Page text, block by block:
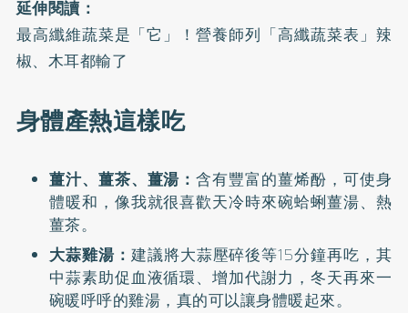
延伸閱讀：
最高纖維蔬菜是「它」！營養師列「高纖蔬菜表」辣
椒、木耳都輸了
身體產熱這樣吃
薑汁、薑茶、薑湯：含有豐富的薑烯酚，可使身
體暖和，像我就很喜歡天冷時來碗蛤蜊薑湯、熱
薑茶。
大蒜雞湯： 建議將大蒜壓碎後等15分鐘再吃，其
中蒜素助促血液循環、增加代謝力，冬天再來一
碗暖呼呼的雞湯，真的可以讓身體暖起來。